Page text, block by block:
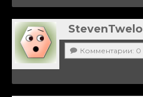
StevenTwelo
Комментарии: 0